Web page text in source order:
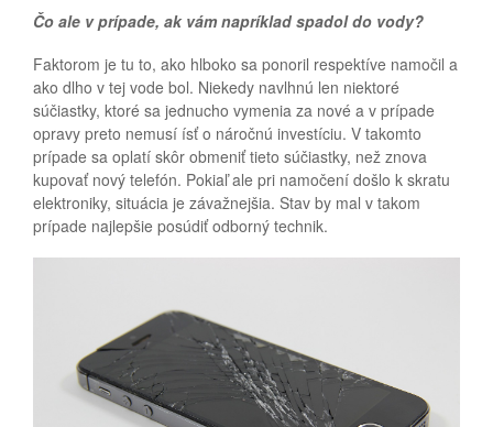
Čo ale v prípade, ak vám napríklad spadol do vody?
Faktorom je tu to, ako hlboko sa ponoril respektíve namočil a
ako dlho v tej vode bol. Niekedy navlhnú len niektoré
súčiastky, ktoré sa jednucho vymenia za nové a v prípade
opravy preto nemusí ísť o náročnú investíciu. V takomto
prípade sa oplatí skôr obmeniť tieto súčiastky, než znova
kupovať nový telefón. Pokiaľ ale pri namočení došlo k skratu
elektroniky, situácia je závažnejšia. Stav by mal v takom
prípade najlepšie posúdiť odborný technik.